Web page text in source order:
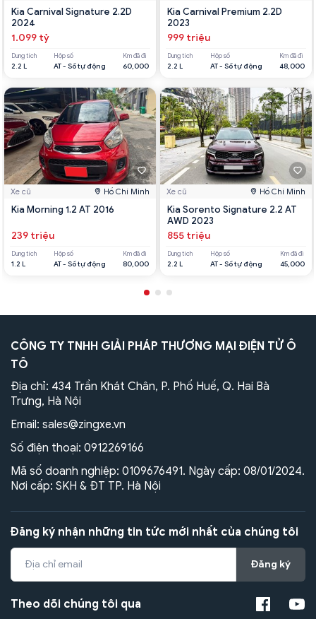
Kia Carnival Signature 2.2D
2024
1.099 tỷ
Dung tích
2.2 L
Hộp số
AT - Số tự động
Km đã đi
60,000
Xe cũ Hồ Chí Minh
Kia Morning 1.2 AT 2016
239 triệu
Dung tích
1.2 L
Hộp số
AT - Số tự động
Km đã đi
80,000
Kia Carnival Premium 2.2D
2023
999 triệu
Dung tích
2.2 L
Hộp số
AT - Số tự động
Km đã đi
48,000
Xe cũ Hồ Chí Minh
Kia Sorento Signature 2.2 AT
AWD 2023
855 triệu
Dung tích
2.2 L
Hộp số
AT - Số tự động
Km đã đi
45,000
CÔNG TY TNHH GIẢI PHÁP THƯƠNG MẠI ĐIỆN TỬ Ô
TÔ
Địa chỉ: 434 Trần Khát Chân, P. Phố Huế, Q. Hai Bà
Trưng, Hà Nội
Email: sales@zingxe.vn
Số điện thoại: 0912269166
Mã số doanh nghiệp: 0109676491. Ngày cấp: 08/01/2024.
Nơi cấp: SKH & ĐT TP. Hà Nội
Đăng ký nhận những tin tức mới nhất của chúng tôi
Đăng ký
Theo dõi chúng tôi qua